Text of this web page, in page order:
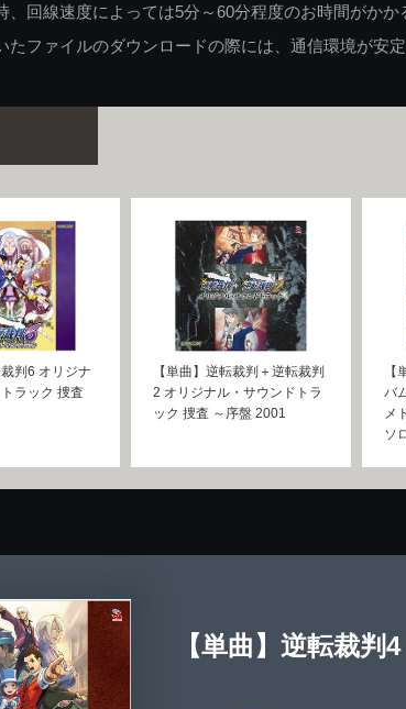
、回線速度によっては5分～60分程度のお時間がかか
ファイルのダウンロードの際には、通信環境が安
裁判6 オリジナ
ラック 捜査
【単曲】逆転裁判＋逆転裁判
2 オリジナル・サウンドトラ
ック 捜査 ～序盤 2001
バ
メ
ソ
【単曲】逆転裁